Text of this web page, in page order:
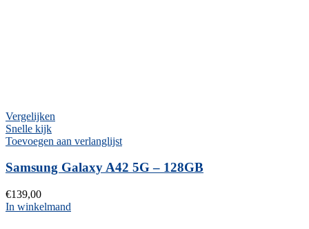
Vergelijken
Snelle kijk
Toevoegen aan verlanglijst
Samsung Galaxy A42 5G – 128GB
€139,00
In winkelmand